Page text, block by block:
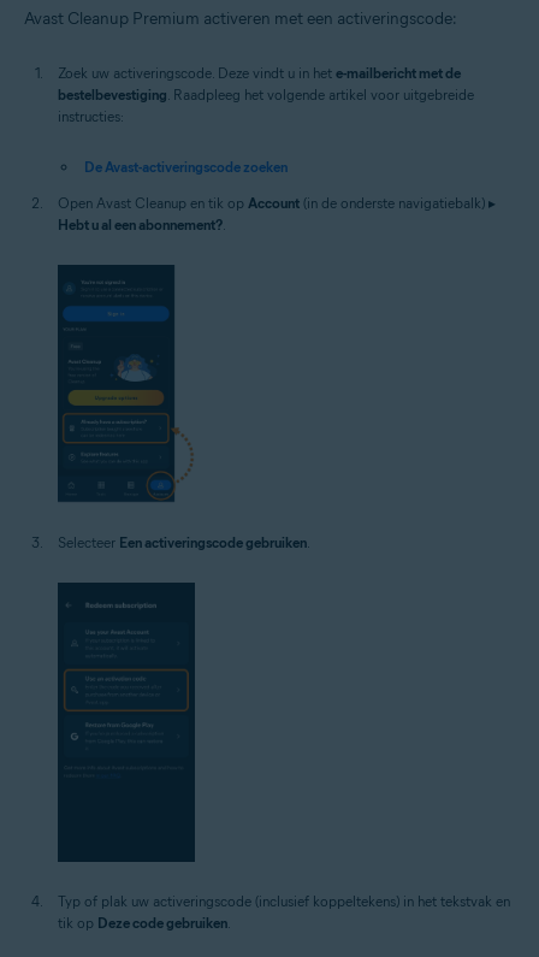
Avast Cleanup Premium activeren met een activeringscode:
Zoek uw activeringscode. Deze vindt u in het e-mailbericht met de
bestelbevestiging. Raadpleeg het volgende artikel voor uitgebreide
instructies:
De Avast-activeringscode zoeken
Open Avast Cleanup en tik op Account (in de onderste navigatiebalk) ▸
Hebt u al een abonnement?.
Selecteer Een activeringscode gebruiken.
Typ of plak uw activeringscode (inclusief koppeltekens) in het tekstvak en
tik op Deze code gebruiken